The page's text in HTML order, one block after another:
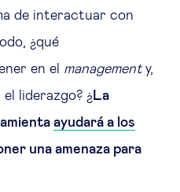
& personas
de interactuar con
¿qué
en el managementy,
liderazgo? ¿ La
ayudará a los
una amenaza para